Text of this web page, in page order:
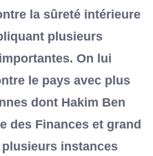
la sûreté intérieure
plusieurs
On lui
le pays avec plus
dont Hakim Ben
des Finances et grand
instances